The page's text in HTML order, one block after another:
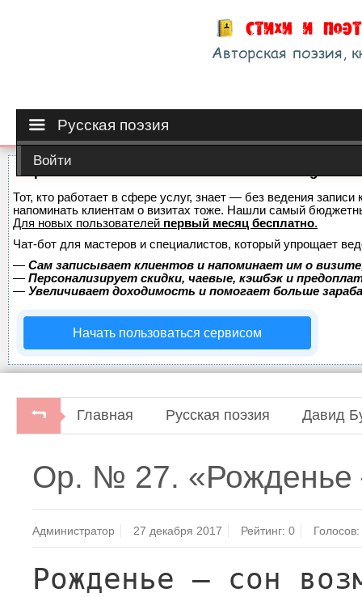
Русская поэзия
Войти
Тот, кто работает в сфере услуг, знает — без ведения
напоминать клиентам о визитах тоже. Нашли самый
Для новых пользователей первый месяц бесплатно.
Чат-бот для мастеров и специалистов, который упрощает
— Сам записывает клиентов и напоминает им о
— Персонализирует скидки, чаевые, кэшбэк и
— Увеличивает доходимость и помогает больше
Начать пользоваться сервисом
Главная Русская поэзия Давид
Op. № 27.
Администратор 27 декабря 2017 Рейтинг:0 Голосов:
Рожденье — сон